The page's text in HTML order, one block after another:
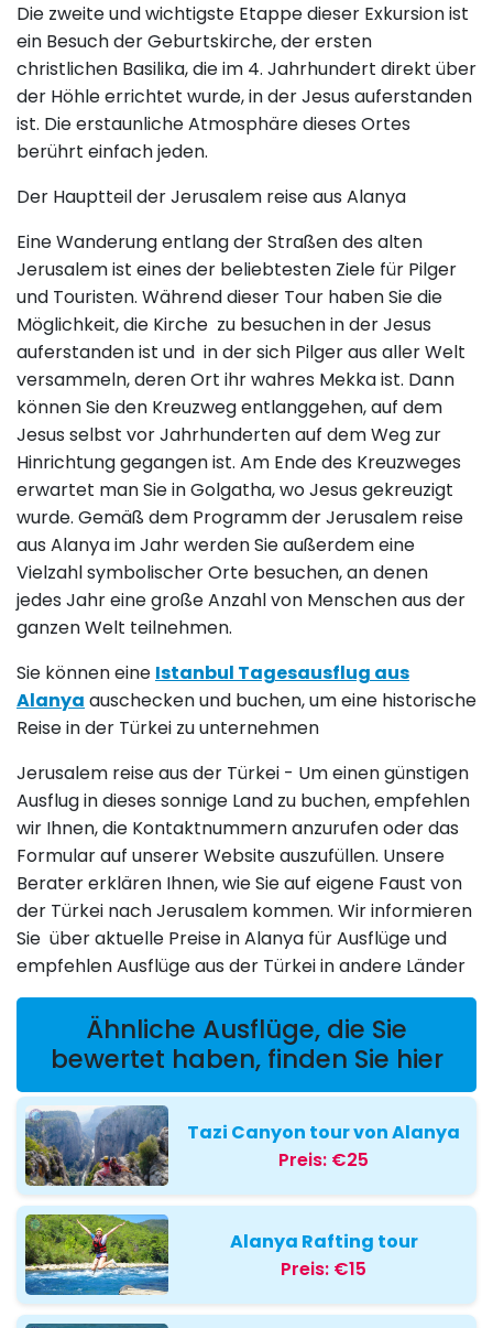
Die zweite und wichtigste Etappe dieser Exkursion ist
ein Besuch der Geburtskirche, der ersten
christlichen Basilika, die im 4. Jahrhundert direkt über
der Höhle errichtet wurde, in der Jesus auferstanden
ist. Die erstaunliche Atmosphäre dieses Ortes
berührt einfach jeden.
Der Hauptteil der Jerusalem reise aus Alanya
Eine Wanderung entlang der Straßen des alten
Jerusalem ist eines der beliebtesten Ziele für Pilger
und Touristen. Während dieser Tour haben Sie die
Möglichkeit, die Kirche zu besuchen in der Jesus
auferstanden ist und in der sich Pilger aus aller Welt
versammeln, deren Ort ihr wahres Mekka ist. Dann
können Sie den Kreuzweg entlanggehen, auf dem
Jesus selbst vor Jahrhunderten auf dem Weg zur
Hinrichtung gegangen ist. Am Ende des Kreuzweges
erwartet man Sie in Golgatha, wo Jesus gekreuzigt
wurde. Gemäß dem Programm der Jerusalem reise
aus Alanya im Jahr werden Sie außerdem eine
Vielzahl symbolischer Orte besuchen, an denen
jedes Jahr eine große Anzahl von Menschen aus der
ganzen Welt teilnehmen.
Sie können eine Istanbul Tagesausflug aus
Alanya auschecken und buchen, um eine historische
Reise in der Türkei zu unternehmen
Jerusalem reise aus der Türkei - Um einen günstigen
Ausflug in dieses sonnige Land zu buchen, empfehlen
wir Ihnen, die Kontaktnummern anzurufen oder das
Formular auf unserer Website auszufüllen. Unsere
Berater erklären Ihnen, wie Sie auf eigene Faust von
der Türkei nach Jerusalem kommen. Wir informieren
Sie über aktuelle Preise in Alanya für Ausflüge und
empfehlen Ausflüge aus der Türkei in andere Länder
Ähnliche Ausflüge, die Sie
bewertet haben, finden Sie hier
Tazi Canyon tour von Alanya
Preis: €25
Alanya Rafting tour
Preis: €15